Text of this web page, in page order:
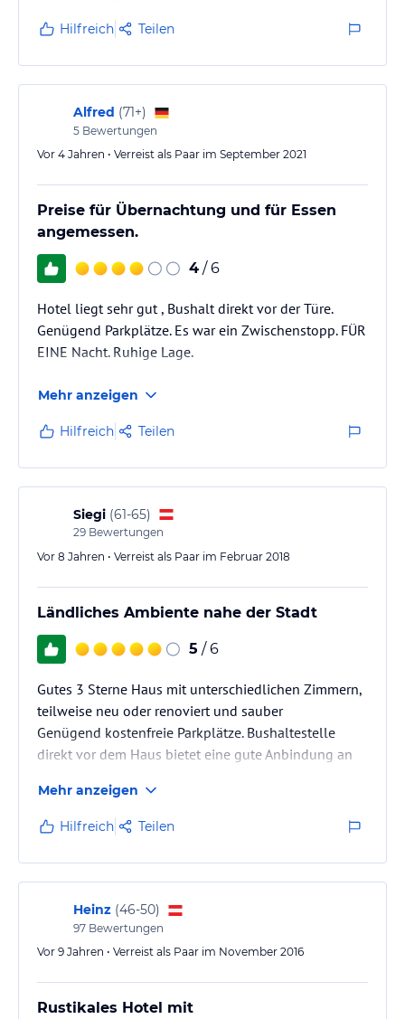
Hilfreich Teilen
Alfred (71+)
5 Bewertungen
Vor 4 Jahren • Verreist als Paar im September 2021
Preise für Übernachtung und für Essen
angemessen.
4 / 6
Hotel liegt sehr gut , Bushalt direkt vor der Türe.
Genügend Parkplätze. Es war ein Zwischenstopp. FÜR
EINE Nacht. Ruhige Lage.
Mehr anzeigen
Hilfreich Teilen
Siegi (61-65)
29 Bewertungen
Vor 8 Jahren • Verreist als Paar im Februar 2018
Ländliches Ambiente nahe der Stadt
5 / 6
Gutes 3 Sterne Haus mit unterschiedlichen Zimmern,
teilweise neu oder renoviert und sauber
Genügend kostenfreie Parkplätze. Bushaltestelle
direkt vor dem Haus bietet eine gute Anbindung an
Küche und ein umfangreiches Frühstück.
Personal ist freundlich.
Mehr anzeigen
Hilfreich Teilen
Heinz (46-50)
97 Bewertungen
Vor 9 Jahren • Verreist als Paar im November 2016
Rustikales Hotel mit